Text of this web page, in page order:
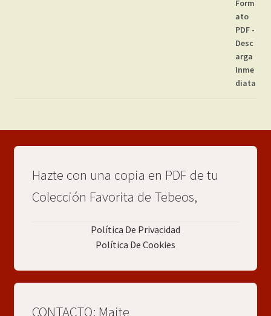
Hazte con una copia en PDF de tu
Colección Favorita de Tebeos,
Política De Privacidad
Política De Cookies
CONTACTO: Maite